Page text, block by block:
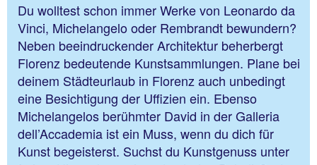
Du wolltest schon immer Werke von Leonardo da
Vinci, Michelangelo oder Rembrandt bewundern?
Neben beeindruckender Architektur beherbergt
Florenz bedeutende Kunstsammlungen. Plane bei
deinem Städteurlaub in Florenz auch unbedingt
eine Besichtigung der Uffizien ein. Ebenso
Michelangelos berühmter David in der Galleria
dell’Accademia ist ein Muss, wenn du dich für
Kunst begeisterst. Suchst du Kunstgenuss unter